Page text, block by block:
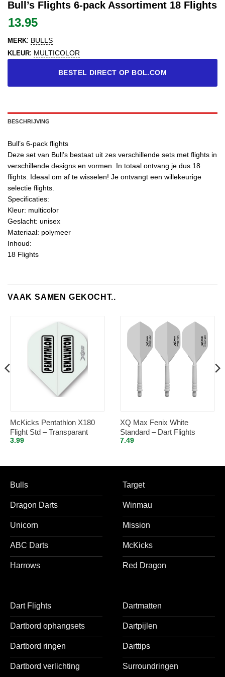
Bull’s Flights 6-pack Assortiment 18 Flights
13.95
MERK: BULLS
KLEUR: MULTICOLOR
BESTEL DIRECT OP BOL.COM
BESCHRIJVING
Bull’s 6-pack flights
Deze set van Bull’s bestaat uit zes verschillende sets met flights in
verschillende designs en vormen. In totaal ontvang je dus 18
flights. Ideaal om af te wisselen! Je ontvangt een willekeurige
selectie flights.
Specificaties:
Kleur: multicolor
Geslacht: unisex
Materiaal: polymeer
Inhoud:
18 Flights
VAAK SAMEN GEKOCHT..
McKicks Pentathlon X180
Flight Std – Transparant
3.99
XQ Max Fenix White
Standard – Dart Flights
Inbetween
7.49
Bulls
Dragon Darts
Unicorn
ABC Darts
Harrows
Target
Winmau
Mission
McKicks
Red Dragon
Dart Flights
Dartbord ophangsets
Dartbord ringen
Dartbord verlichting
Dartmatten
Dartpijlen
Darttips
Surroundringen